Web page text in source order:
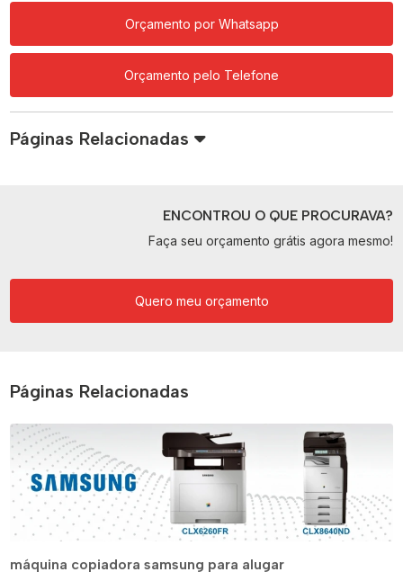
Orçamento por Whatsapp
Orçamento pelo Telefone
Páginas Relacionadas
ENCONTROU O QUE PROCURAVA?
Faça seu orçamento grátis agora mesmo!
Quero meu orçamento
Páginas Relacionadas
máquina copiadora samsung para alugar